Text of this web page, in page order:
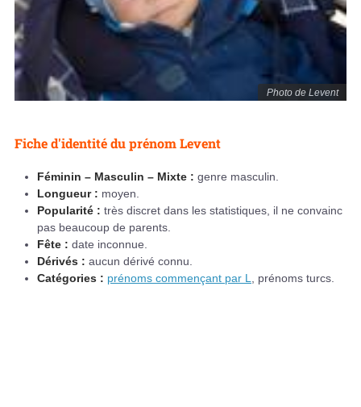
Photo de Levent
Fiche d'identité du prénom Levent
Féminin – Masculin – Mixte : genre masculin.
Longueur : moyen.
Popularité : très discret dans les statistiques, il ne convainc
pas beaucoup de parents.
Fête : date inconnue.
Dérivés : aucun dérivé connu.
Catégories : prénoms commençant par L , prénoms turcs.